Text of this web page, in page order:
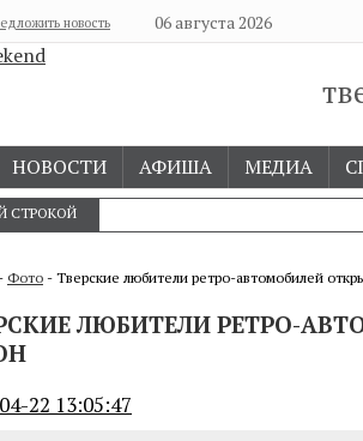
новость 06 августа 2026
НОВОСТИ
АФИША МЕДИА
СТРОКОЙ
Фото - Тверские любители ретро-автомобилей
ЛЮБИТЕЛИ РЕТРО-
22 13:05:47